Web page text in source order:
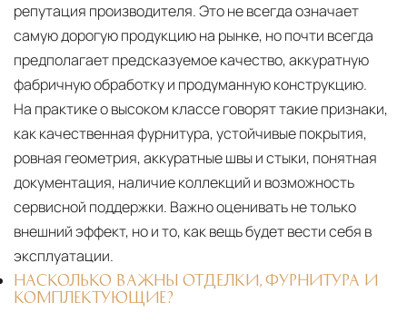
репутация производителя. Это не всегда означает
самую дорогую продукцию на рынке, но почти всегда
предполагает предсказуемое качество, аккуратную
фабричную обработку и продуманную конструкцию.
На практике о высоком классе говорят такие признаки,
как качественная фурнитура, устойчивые покрытия,
ровная геометрия, аккуратные швы и стыки, понятная
документация, наличие коллекций и возможность
сервисной поддержки. Важно оценивать не только
внешний эффект, но и то, как вещь будет вести себя в
эксплуатации.
НАСКОЛЬКО ВАЖНЫ ОТДЕЛКИ, ФУРНИТУРА И
КОМПЛЕКТУЮЩИЕ?